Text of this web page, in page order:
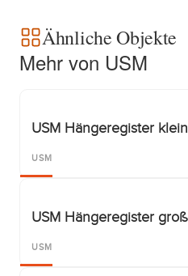
Ähnliche Objekte
Mehr von USM
USM Hängeregister klein
USM
USM Hängeregister groß
USM